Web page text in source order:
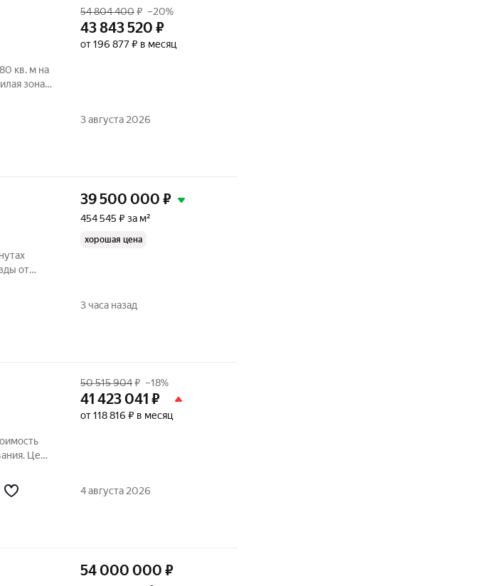
кв. м на
зона
54 804 400₽ –20%
43 843 520 ₽
от 196 877 ₽ в месяц
3 августа 2026
от
39 500 000 ₽
454 545 ₽ за м²
хорошая цена
3 часа назад
Цена
50 515 904₽ –18%
41 423 041 ₽
от 118 816 ₽ в месяц
4 августа 2026
54 000 000 ₽